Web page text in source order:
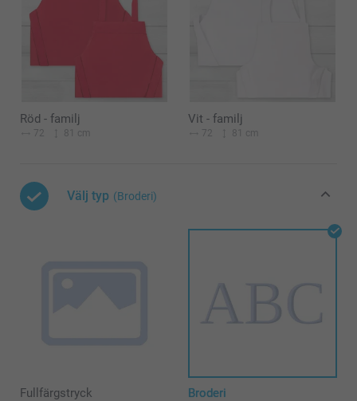
Röd - familj
72 81 cm
Vit - familj
72 81 cm
Välj typ (Broderi)
Fullfärgstryck Broderi